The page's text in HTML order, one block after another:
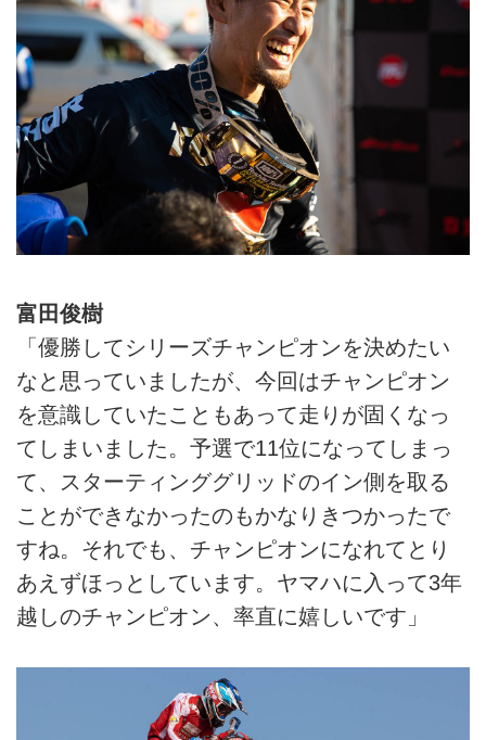
富田俊樹
「優勝してシリーズチャンピオンを決めたい
なと思っていましたが、今回はチャンピオン
を意識していたこともあって走りが固くなっ
てしまいました。予選で11位になってしまっ
て、スターティンググリッドのイン側を取る
ことができなかったのもかなりきつかったで
すね。それでも、チャンピオンになれてとり
あえずほっとしています。ヤマハに入って3年
越しのチャンピオン、率直に嬉しいです」